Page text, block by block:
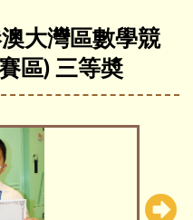
大灣區數學競
區) 三等奬